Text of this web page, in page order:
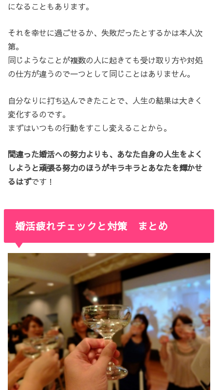
になることもあります。
それを幸せに過ごせるか、失敗だったとするかは本人次
第。
同じようなことが複数の人に起きても受け取り方や対処
の仕方が違うので一つとして同じことはありません。
自分なりに打ち込んできたことで、人生の結果は大きく
変化するのです。
まずはいつもの行動をすこし変えることから。
間違った婚活への努力よりも、あなた自身の人生をよく
しようと頑張る努力のほうがキラキラとあなたを輝かせ
るはずです！
婚活疲れチェックと対策 まとめ